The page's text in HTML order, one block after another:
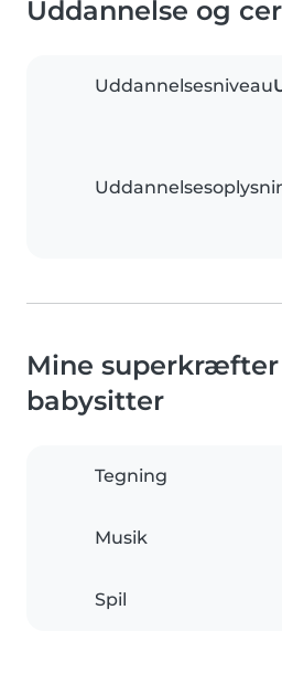
Uddannelse og
Uddannelsesniveau
Mine superkræfter
babysitter
Tegning
Musik
Spil